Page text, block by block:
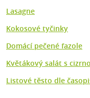
Lasagne
Kokosové tyčinky
Domácí pečené fazole
Květákový salát s
Listové těsto dle